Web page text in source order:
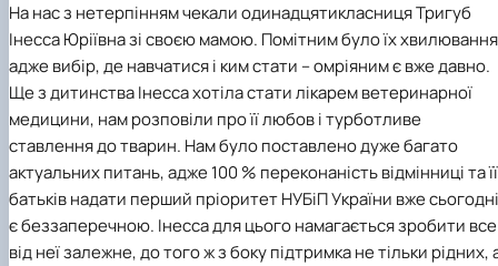
На нас з нетерпінням чекали одинадцятикласниця Тригуб
Інесса Юріївна зі своєю мамою. Помітним було їх
адже вибір, де навчатися і ким стати – омріяним є вже давно.
Ще з дитинства Інесса хотіла стати лікарем ветеринарної
медицини, нам розповіли про її любов і турботливе
ставлення до тварин. Нам було поставлено дуже багато
актуальних питань, адже 100 % переконаність відмінниці та її
батьків надати перший пріоритет НУБіП України вже сьогодні
є беззаперечною. Інесса для цього намагається зробити все
від неї залежне, до того ж з боку підтримка не тільки рідних,